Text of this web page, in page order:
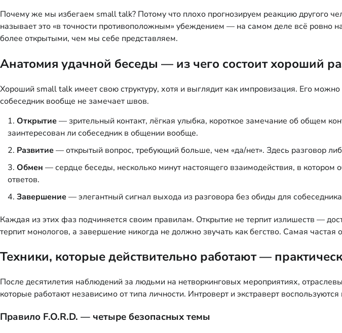
Почему же мы избегаем small talk? Потому что плохо прогнозируем реакцию другого
называет это «в точности противоположным» убеждением — на самом деле всё
более открытыми, чем мы себе представляем.
Анатомия удачной беседы — из чего состоит хороший
Хороший small talk имеет свою структуру, хотя и выглядит как импровизация. Его
собеседник вообще не замечает швов.
Открытие— зрительный контакт, лёгкая улыбка, короткое замечание об общем
заинтересован ли собеседник в общении вообще.
Развитие— открытый вопрос, требующий больше, чем «да/нет». Здесь разговор
Обмен — сердце беседы, несколько минут настоящего взаимодействия, в
ответов.
Завершение— элегантный сигнал выхода из разговора без обиды для
Каждая из этих фаз подчиняется своим правилам. Открытие не терпит излишеств —
терпит монологов, а завершение никогда не должно звучать как бегство. Самая
Техники, которые действительно работают —
После десятилетия наблюдений за людьми на нетворкинговых мероприятиях,
которые работают независимо от типа личности. Интроверт и экстраверт
Правило F.O.R.D. — четыре безопасных темы